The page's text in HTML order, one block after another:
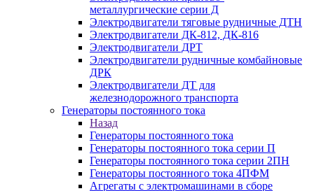
металлургические серии Д
Электродвигатели тяговые рудничные ДТН
Электродвигатели ДК-812, ДК-816
Электродвигатели ДРТ
Электродвигатели рудничные комбайновые
ДРК
Электродвигатели ДТ для
железнодорожного транспорта
Генераторы постоянного тока
Назад
Генераторы постоянного тока
Генераторы постоянного тока серии П
Генераторы постоянного тока серии 2ПН
Генераторы постоянного тока 4ПФМ
Агрегаты с электромашинами в сборе